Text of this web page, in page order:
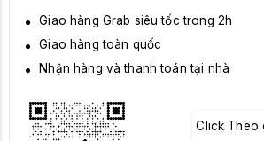
Giao hàng Grab siêu tốc trong 2h
Giao hàng toàn quốc
Nhận hàng và thanh toán tại nhà
Click Theo